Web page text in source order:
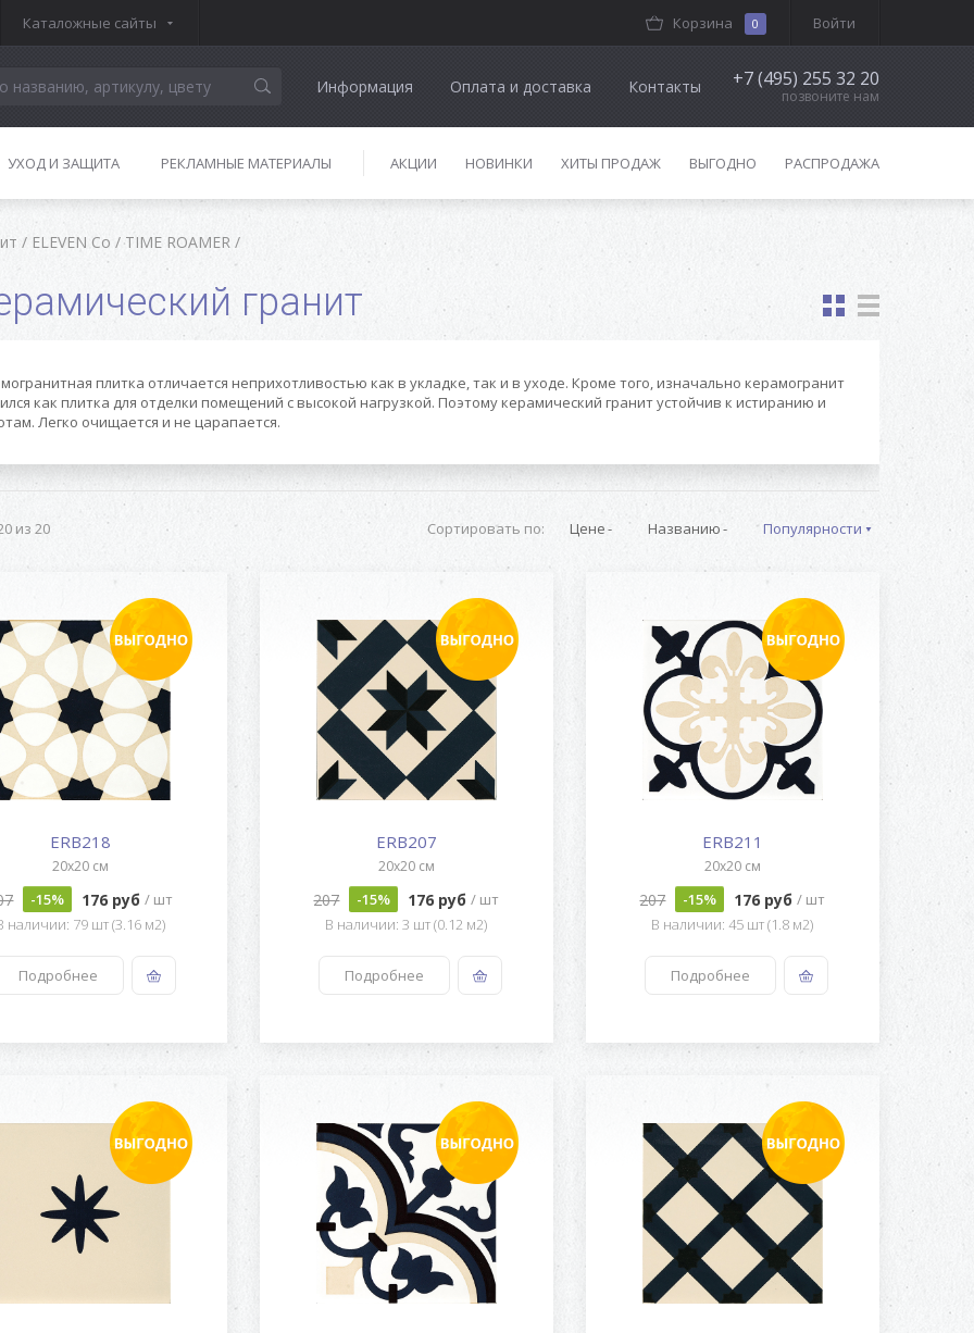
Каталожные сайты Войти
Корзина 0
Информация Оплата и доставка Контакты +7 (495) 255 32 20
позвоните нам
УХОД И ЗАЩИТА РЕКЛАМНЫЕ МАТЕРИАЛЫ АКЦИИ НОВИНКИ ХИТЫ ПРОДАЖ ВЫГОДНО РАСПРОДАЖА
/ ELEVEN Co / TIME ROAMER /
гранит
плитка отличается неприхотливостью как в укладке, так и в уходе. Кроме того, изначально керамогранит
как плитка для отделки помещений с высокой нагрузкой. Поэтому керамический гранит устойчив к истиранию и
Легко очищается и не царапается.
из 20 Сортировать по: Цене Названию Популярности
ERB218
20x20 см
-15% 176 руб/ шт
наличии: 79 шт (3.16 м2)
Подробнее
ERB207
20x20 см
207 -15% 176 руб/ шт
В наличии: 3 шт (0.12 м2)
Подробнее
ERB211
20x20 см
207 -15% 176 руб/ шт
В наличии: 45 шт (1.8 м2)
Подробнее